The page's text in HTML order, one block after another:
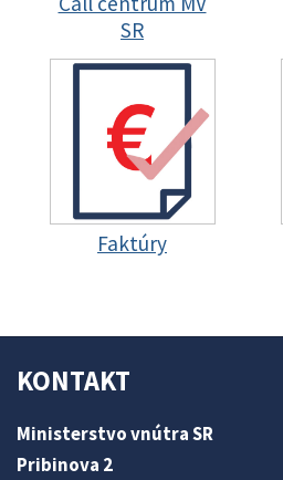
SR
Faktúry
KONTAKT
Ministerstvo vnútra SR
Pribinova 2